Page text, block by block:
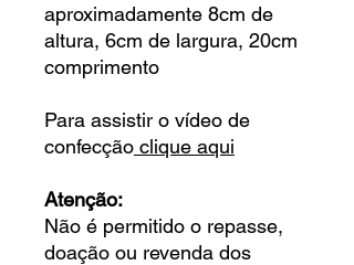
aproximadamente 8cm de
altura, 6cm de largura, 20cm
comprimento
Para assistir o vídeo de
confecção clique aqui
Atenção:
Não é permitido o repasse,
doação ou revenda dos